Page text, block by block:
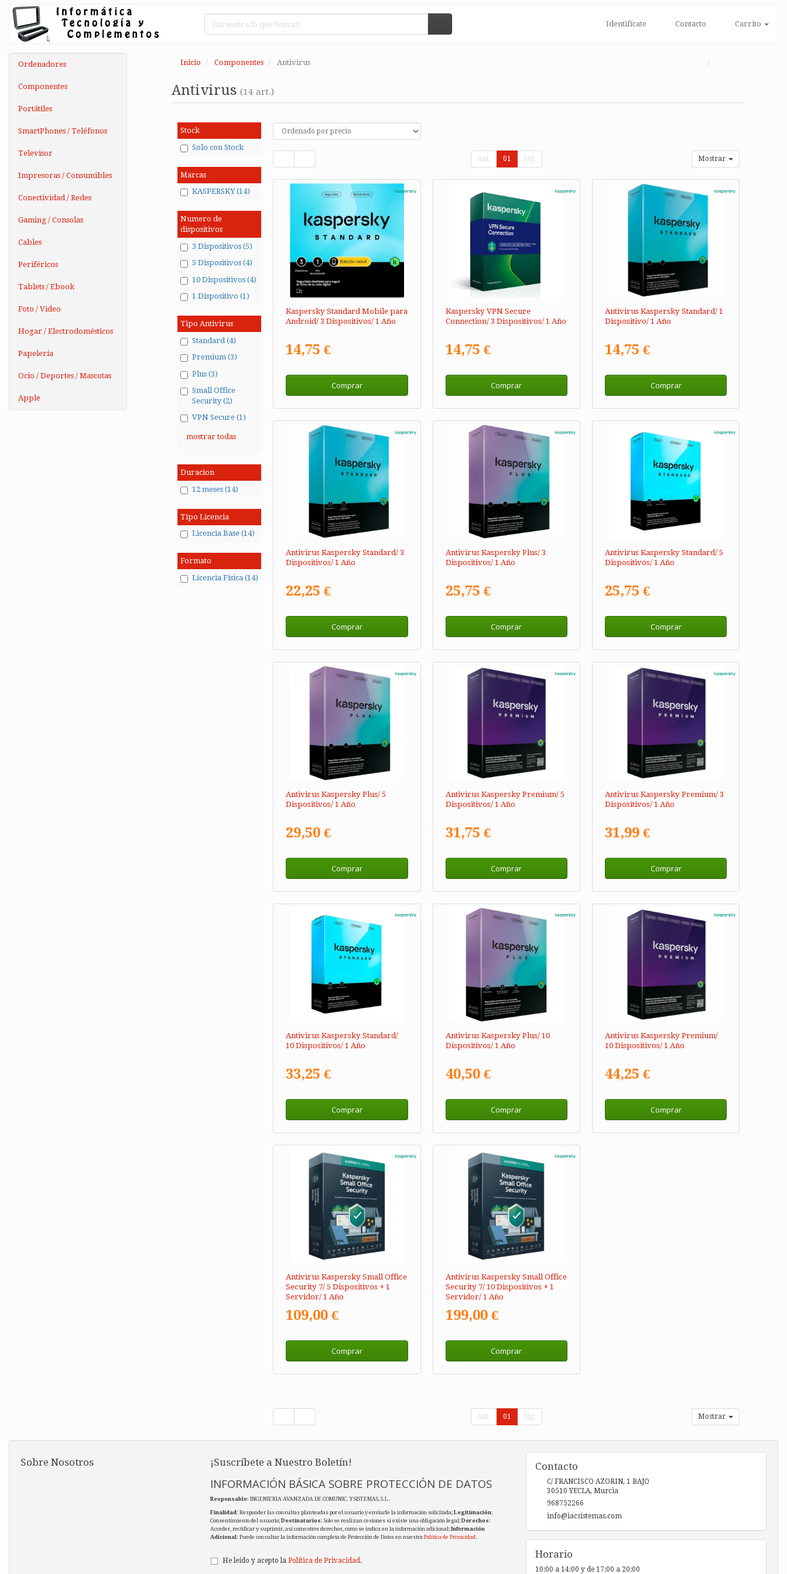
Identifícate Contacto Carrito
Ordenadores
Componentes
Portátiles
SmartPhones / Teléfonos
Televisor
Impresoras / Consumibles
Conectividad / Redes
Gaming / Consolas
Cables
Periféricos
Tablets / Ebook
Foto / Video
Hogar / Electrodomésticos
Papelería
Ocio / Deportes / Mascotas
Apple
Inicio Componentes Antivirus
Antivirus (14 art.)
Stock
Solo con Stock
Marcas
KASPERSKY (14)
Numero de
dispositivos
3 Dispositivos (5)
5 Dispositivos (4)
10 Dispositivos (4)
1 Dispositivo (1)
Tipo Antivirus
Standard (4)
Premium (3)
Plus (3)
Small Office
Security (2)
VPN Secure (1)
mostrar todas
Duracion
12 meses (14)
Tipo Licencia
Licencia Base (14)
Formato
Licencia Fisica (14)
Ant. 01 Sig. Mostrar
Kaspersky Standard Mobile para
Android/ 3 Dispositivos/ 1 Año
14,75 €
Comprar
Kaspersky VPN Secure
Connection/ 3 Dispositivos/ 1 Año
14,75 €
Comprar
Antivirus Kaspersky Standard/ 1
Dispositivo/ 1 Año
14,75 €
Comprar
Antivirus Kaspersky Standard/ 3
Dispositivos/ 1 Año
22,25 €
Comprar
Antivirus Kaspersky Plus/ 3
Dispositivos/ 1 Año
25,75 €
Comprar
Antivirus Kaspersky Standard/ 5
Dispositivos/ 1 Año
25,75 €
Comprar
Antivirus Kaspersky Plus/ 5
Dispositivos/ 1 Año
29,50 €
Comprar
Antivirus Kaspersky Premium/ 5
Dispositivos/ 1 Año
31,75 €
Comprar
Antivirus Kaspersky Premium/ 3
Dispositivos/ 1 Año
31,99 €
Comprar
Antivirus Kaspersky Standard/
10 Dispositivos/ 1 Año
33,25 €
Comprar
Antivirus Kaspersky Plus/ 10
Dispositivos/ 1 Año
40,50 €
Comprar
Antivirus Kaspersky Premium/
10 Dispositivos/ 1 Año
44,25 €
Comprar
Antivirus Kaspersky Small Office
Security 7/ 5 Dispositivos + 1
Servidor/ 1 Año
109,00 €
Comprar
Antivirus Kaspersky Small Office
Security 7/ 10 Dispositivos + 1
Servidor/ 1 Año
199,00 €
Comprar
Ant. 01 Sig. Mostrar
Sobre Nosotros ¡Suscríbete a Nuestro Boletín!
INFORMACIÓN BÁSICA SOBRE PROTECCIÓN DE DATOS
Responsable: INGENIERIA AVANZADA DE COMUNIC. Y SISTEMAS, S.L.
Finalidad: Responder las consultas planteadas por el usuario y enviarle la información solicitada;Legitimación:
Consentimiento del usuario;Destinatarios: Solo se realizan cesiones si existe una obligación legal;Derechos:
Acceder, rectificar y suprimir, así como otros derechos, como se indica en la información adicional;Información
Adicional: Puede consultar la información completa de Protección de Datos en nuestra Política de Privacidad.
He leído y acepto la Política de Privacidad.
Contacto
C/ FRANCISCO AZORIN, 1 BAJO
30510 YECLA, Murcia
968752266
info@iacsistemas.com
Horario
10:00 a 14:00 y de 17:00 a 20:00